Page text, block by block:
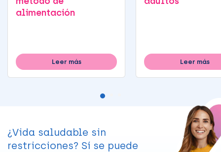
alimentación
Leer más Leer más
¿Vida saludable sin
restricciones? Sí se puede